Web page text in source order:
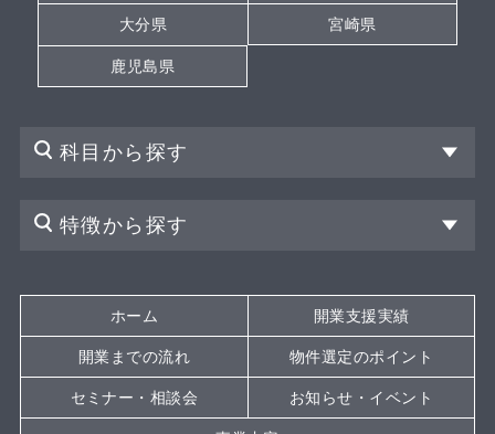
大分県 宮崎県
鹿児島県
科目から探す
特徴から探す
ホーム 開業支援実績
開業までの流れ 物件選定のポイント
セミナー・相談会 お知らせ・イベント